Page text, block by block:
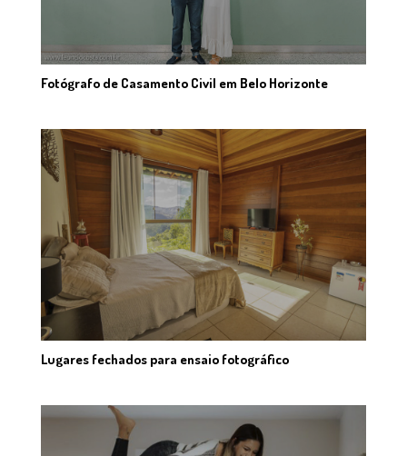
Fotógrafo de Casamento Civil em Belo Horizonte
Lugares fechados para ensaio fotográfico